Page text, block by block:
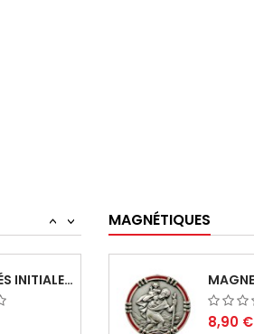
>
<
PORTE CLÉS INITIALE SOURIRE LETTRE K EN...
MAGNÉTIQUES4,90 €
8,90 €